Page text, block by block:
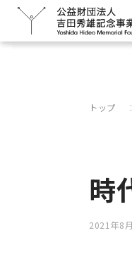
研究助成
トップ
時
2021年8